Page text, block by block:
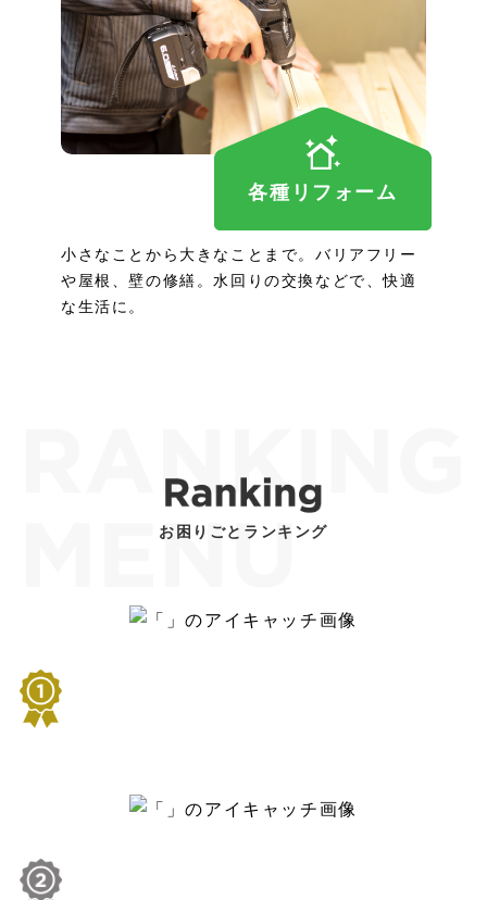
各種リフォーム
小さなことから大きなことまで。バリアフリー
や屋根、壁の修繕。水回りの交換などで、快適
な生活に。
お困りごとランキング